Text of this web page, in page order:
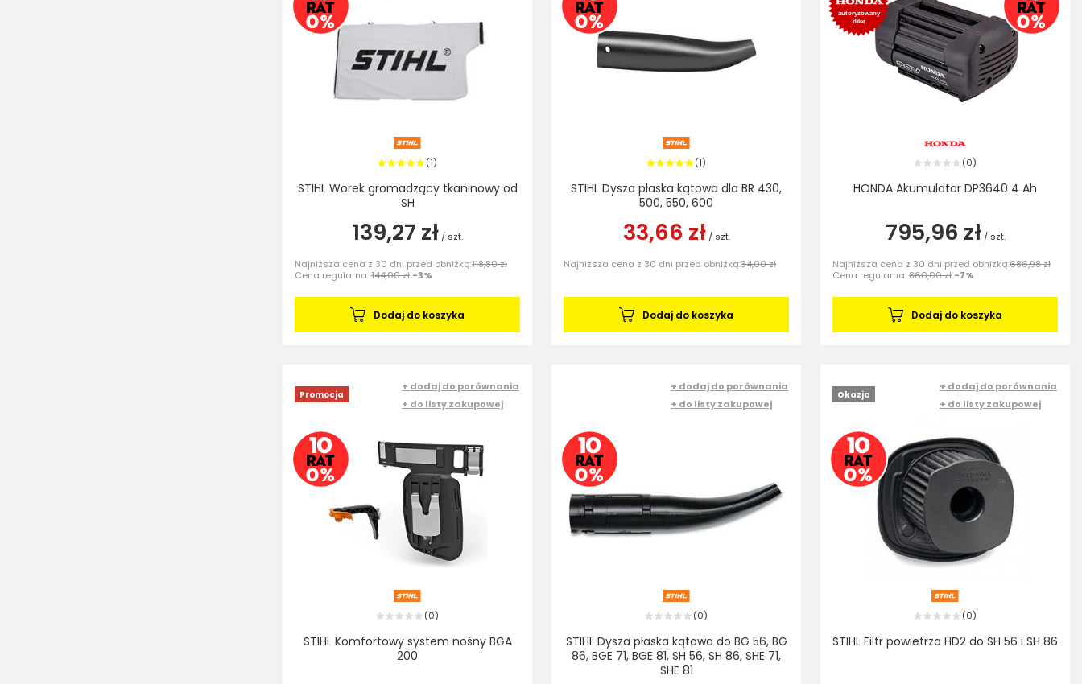
(1)
STIHL Worek gromadzący tkaninowy od
SH
139,27 zł / szt.
Najniższa cena z 30 dni przed obniżką:118,80 zł
Cena regularna:144,00 zł -3%
Dodaj do koszyka
(1)
STIHL Dysza płaska kątowa dla BR 430,
500, 550, 600
33,66 zł / szt.
Najniższa cena z 30 dni przed obniżką:34,00 zł
Dodaj do koszyka
(0)
HONDA Akumulator DP3640 4 Ah
795,96 zł / szt.
Najniższa cena z 30 dni przed obniżką:686,98 zł
Cena regularna:860,00 zł -7%
Dodaj do koszyka
Promocja
+ dodaj do porównania
+ do listy zakupowej
(0)
STIHL Komfortowy system nośny BGA
200
+ dodaj do porównania
+ do listy zakupowej
(0)
STIHL Dysza płaska kątowa do BG 56, BG
86, BGE 71, BGE 81, SH 56, SH 86, SHE 71,
SHE 81
Okazja
+ dodaj do porównania
+ do listy zakupowej
(0)
STIHL Filtr powietrza HD2 do SH 56 i SH 86